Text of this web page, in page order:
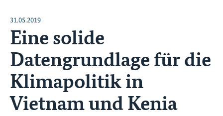
31.05.2019
Eine solide
Datengrundlage für die
Klimapolitik in
Vietnam und Kenia